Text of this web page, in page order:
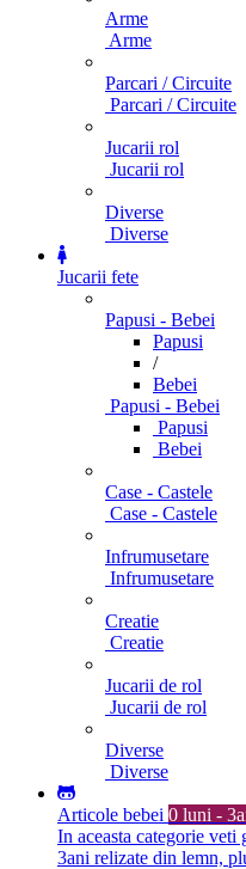
Arme
Arme
Parcari / Circuite
Parcari / Circuite
Jucarii rol
Jucarii rol
Diverse
Diverse
Jucarii fete
Papusi - Bebei
Papusi
/
Bebei
Papusi - Bebei
Papusi
Bebei
Case - Castele
Case - Castele
Infrumusetare
Infrumusetare
Creatie
Creatie
Jucarii de rol
Jucarii de rol
Diverse
Diverse
Articole bebei 0 luni -
In aceasta categorie
3ani relizate din lemn,